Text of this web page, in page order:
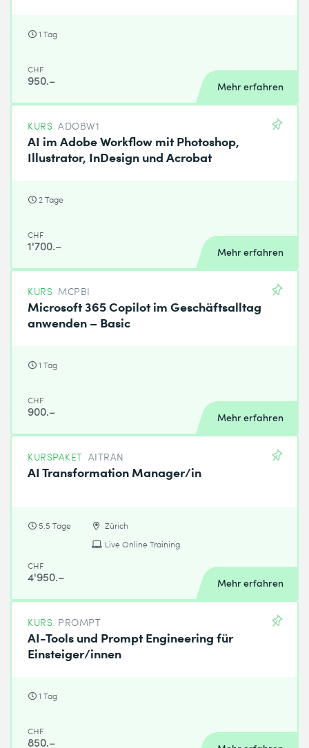
1 Tag
CHF
950.– Mehr erfahren
KURS ADOBW1
AI im Adobe Workflow mit Photoshop,
Illustrator, InDesign und Acrobat
2 Tage
CHF
1'700.– Mehr erfahren
KURS MCPBI
Microsoft 365 Copilot im Geschäftsalltag
anwenden – Basic
1 Tag
CHF
900.– Mehr erfahren
KURSPAKET AITRAN
AI Transformation Manager/in
5.5 Tage
Zürich
Live Online Training
CHF
4'950.– Mehr erfahren
KURS PROMPT
AI-Tools und Prompt Engineering für
Einsteiger/innen
1 Tag
CHF
850.–